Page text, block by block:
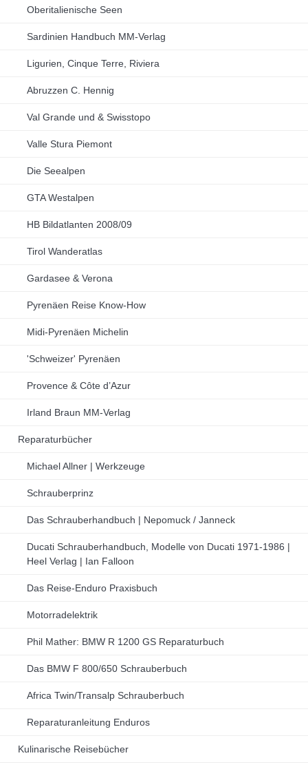
Oberitalienische Seen
Sardinien Handbuch MM-Verlag
Ligurien, Cinque Terre, Riviera
Abruzzen C. Hennig
Val Grande und & Swisstopo
Valle Stura Piemont
Die Seealpen
GTA Westalpen
HB Bildatlanten 2008/09
Tirol Wanderatlas
Gardasee & Verona
Pyrenäen Reise Know-How
Midi-Pyrenäen Michelin
'Schweizer' Pyrenäen
Provence & Côte d’Azur
Irland Braun MM-Verlag
Reparaturbücher
Michael Allner | Werkzeuge
Schrauberprinz
Das Schrauberhandbuch | Nepomuck / Janneck
Ducati Schrauberhandbuch, Modelle von Ducati 1971-1986 |
Heel Verlag | Ian Falloon
Das Reise-Enduro Praxisbuch
Motorradelektrik
Phil Mather: BMW R 1200 GS Reparaturbuch
Das BMW F 800/650 Schrauberbuch
Africa Twin/Transalp Schrauberbuch
Reparaturanleitung Enduros
Kulinarische Reisebücher